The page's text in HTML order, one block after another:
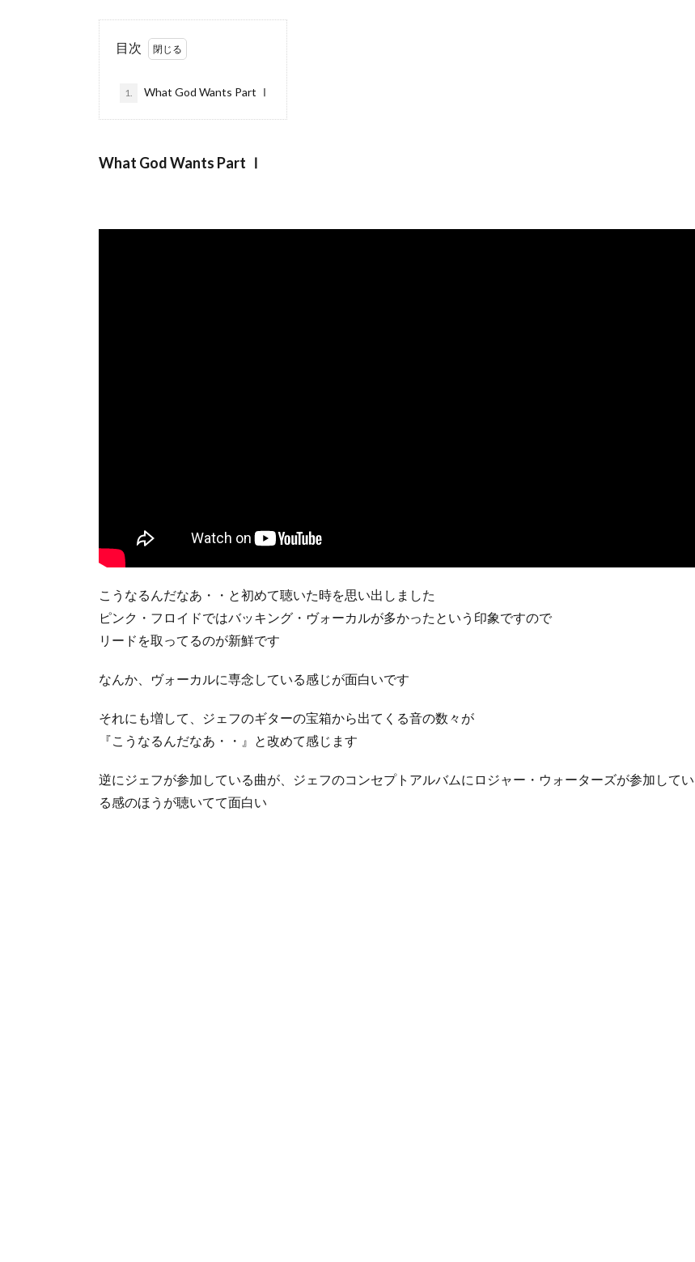
目次
1. What God Wants Part Ⅰ
What God Wants Part Ⅰ
こうなるんだなあ・・と初めて聴いた時を思い出しました
ピンク・フロイドではバッキング・ヴォーカルが多かったという印象ですので
リードを取ってるのが新鮮です
なんか、ヴォーカルに専念している感じが面白いです
それにも増して、ジェフのギターの宝箱から出てくる音の数々が
『こうなるんだなあ・・』と改めて感じます
逆にジェフが参加している曲が、ジェフのコンセプトアルバムにロジャー・ウォーターズが参加してい
る感のほうが聴いてて面白い